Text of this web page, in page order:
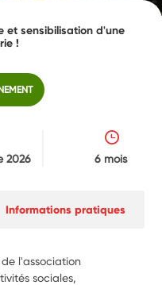
et sensibilisation d'une
!
2026 6 mois
Informations pratiques
l'association
sociales,